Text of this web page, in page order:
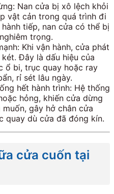
Nan cửa bị xô lệch khỏi
vật cản trong quá trình đi
tiếp, nan cửa có thể bị
trọng.
Khi vận hành, cửa phát
Đây là dấu hiệu của
ổ bi, trục quay hoặc ray
rỉ sét lâu ngày.
hết hành trình: Hệ thống
hỏng, khiến cửa dừng
gây hở chân cửa
quay dù cửa đã đóng kín.
cửa cuốn tại